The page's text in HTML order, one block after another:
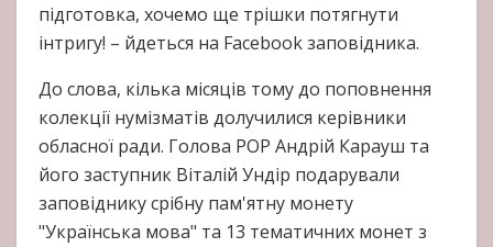
підготовка, хочемо ще трішки потягнути
інтригу! – йдеться на Facebook заповідника.
До слова, кілька місяців тому до поповнення
колекції нумізматів долучилися керівники
обласної ради. Голова РОР Андрій Карауш та
його заступник Віталій Ундір подарували
заповіднику срібну пам'ятну монету
"Українська мова" та 13 тематичних монет з